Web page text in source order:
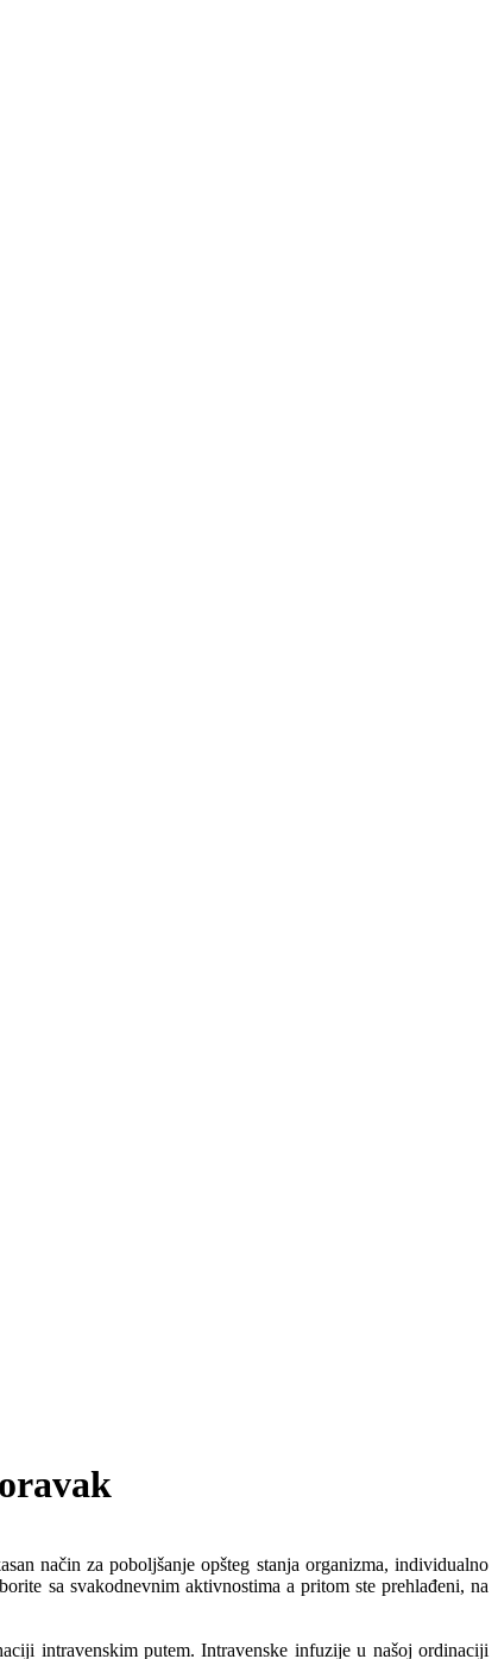
način za poboljšanje opšteg stanja organizma, individualno
sa svakodnevnim aktivnostima a pritom ste prehlađeni, na
intravenskim putem. Intravenske infuzije u našoj ordinaciji